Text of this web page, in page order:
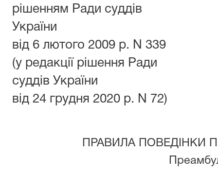
рішенням Ради суддів
України
від 6 лютого 2009 р. N 339
(у редакції рішення Ради
суддів України
від 24 грудня 2020 р. N 72)
ПРАВИЛА ПОВЕДІНКИ